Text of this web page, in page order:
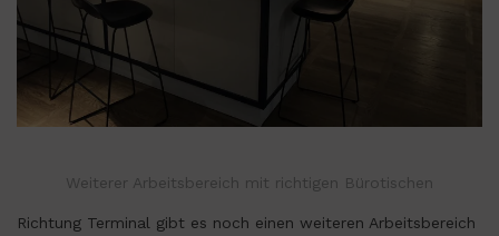
Weiterer Arbeitsbereich mit richtigen Bürotischen
Richtung Terminal gibt es noch einen weiteren Arbeitsbereich